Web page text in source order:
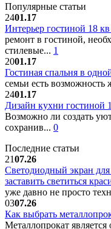
Популярные статьи
2401.17
Интерьер гостиной 18
ремонт в гостиной,
стилевые... 1
2001.17
Гостиная спальня в
семьи есть возможность
2401.17
Дизайн кухни гостиной
Возможно ли создать
сохранив... 0
Последние статьи
2107.26
Светодиодный экран
заставить светиться
уже давно не просто
0307.26
Как выбрать
Металлопрокат